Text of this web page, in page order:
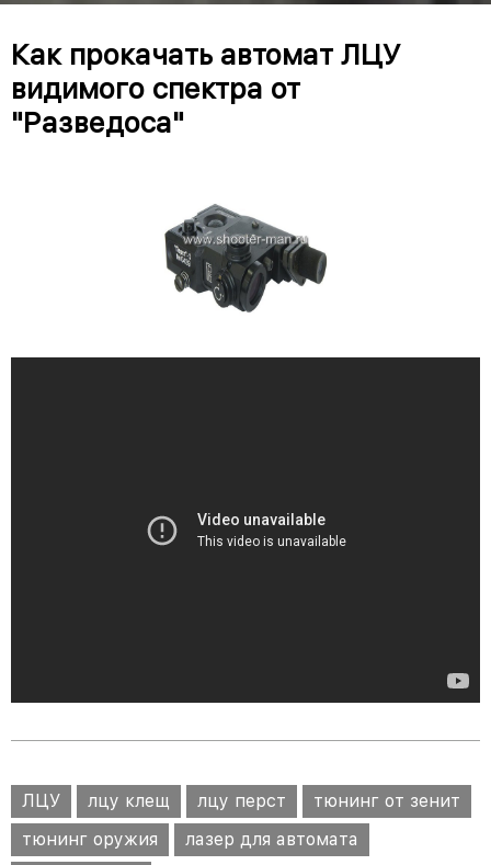
Как прокачать автомат ЛЦУ
видимого спектра от
"Разведоса"
ЛЦУ лцу клещ лцу перст
тюнинг от зенит
тюнинг оружия
лазер для автомата